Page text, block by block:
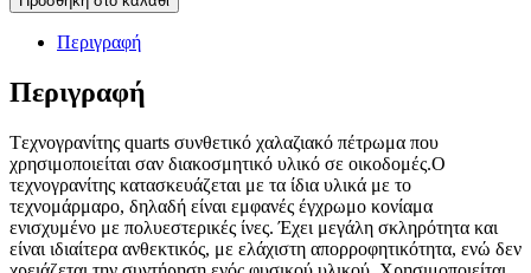
Περιγραφή
Περιγραφή
Tεχνογρανίτης quarts συνθετικό χαλαζιακό πέτρωμα που
χρησιμοποιείται σαν διακοσμητικό υλικό σε οικοδομές.Ο
τεχνογρανίτης κατασκευάζεται με τα ίδια υλικά με το
τεχνομάρμαρο, δηλαδή είναι εμφανές έγχρωμο κονίαμα
ενισχυμένο με πολυεστερικές ίνες. Έχει μεγάλη σκληρότητα και
είναι ιδιαίτερα ανθεκτικός, με ελάχιστη απορροφητικότητα, ενώ δεν